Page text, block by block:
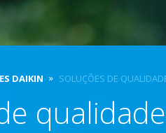
DAIKIN SOLUÇÕES DE